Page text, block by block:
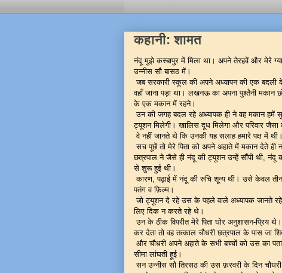
कहानी: शामत
नंदू मुझे कस्बापुर में मिला था। अपने तेरहवें और मेरे
उन्नीस सौ बासठ में।
जब सरकारी स्कूल की अपने अध्यापन की एक बदली के
वहाँ जाना पड़ा था। लखनऊ का अपना पुश्तैनी मकान
के एक मकान में रहने।
उन की जगह बदल रहे अध्यापक ही ने वह मकान हमें
ट्यूशन मिलेगी। खालिस दूध मिलेगा और परिवार जैसा
वे नहीं जानते थे कि उनकी यह सलाह हमारे पक्ष में
सच पूछें तो मेरे पिता को अपने अहाते में मकान देते ही
छत्रपाल ने जैसे ही नंदू की ट्यूशन उन्हें सौंपी थी, नंदू
से शुरू हुई थी।
कारण, पढ़ाई में नंदू की रुचि शून्य थी। उसे केवल
पतंग व फ़िल्म।
जो ट्यूशन दे रहे उस के पहले वाले अध्यापक जानते
लिए दिक न करते रहे थे।
उन के ठीक विपरीत मेरे पिता घोर अनुशासन-
कर देता तो वह तत्काल चौधरी छत्रपाल के पास जा
और चौधरी अपने अहाते के सभी बच्चों को उस का
सीमा लांघती हूई।
सन उन्नीस सौ तिरसठ की उस फ़रवरी के दिन